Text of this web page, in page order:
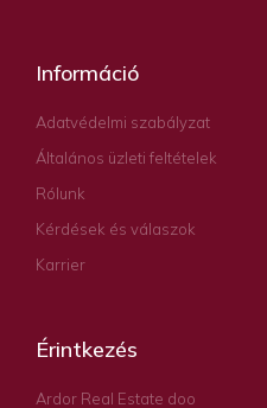
Információ
Adatvédelmi szabályzat
Általános üzleti feltételek
Rólunk
Kérdések és válaszok
Karrier
Érintkezés
Ardor Real Estate doo